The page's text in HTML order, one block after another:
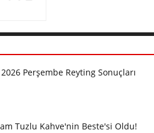
Perşembe Reyting Sonuçları
Tuzlu Kahve'nin Beste'si Oldu!